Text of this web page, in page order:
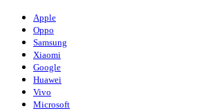
Apple
Oppo
Samsung
Xiaomi
Google
Huawei
Vivo
Microsoft